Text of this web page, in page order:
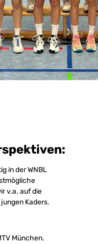
in der WNBL
v.a. auf die
Kaders.
München.